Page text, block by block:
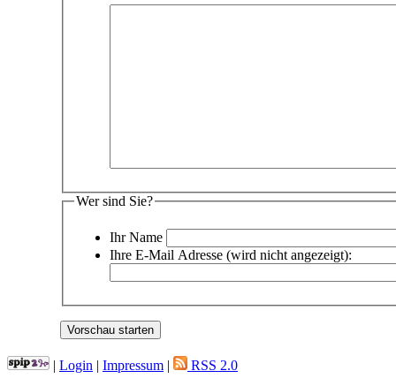
Wer sind Sie?
Ihr Name
Ihre E-Mail Adresse (wird nicht angezeigt):
| Login | Impressum | RSS 2.0